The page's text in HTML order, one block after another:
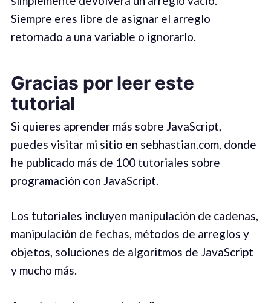
Siempre eres libre de asignar el arreglo
retornado a una variable o ignorarlo.
Gracias por leer este
tutorial
Si quieres aprender más sobre JavaScript,
puedes visitar mi sitio en sebhastian.com, donde
he publicado más de 100 tutoriales sobre
programación con JavaScript
Los tutoriales incluyen manipulación de cadenas,
manipulación de fechas, métodos de arreglos y
objetos, soluciones de algoritmos de JavaScript
y mucho más.